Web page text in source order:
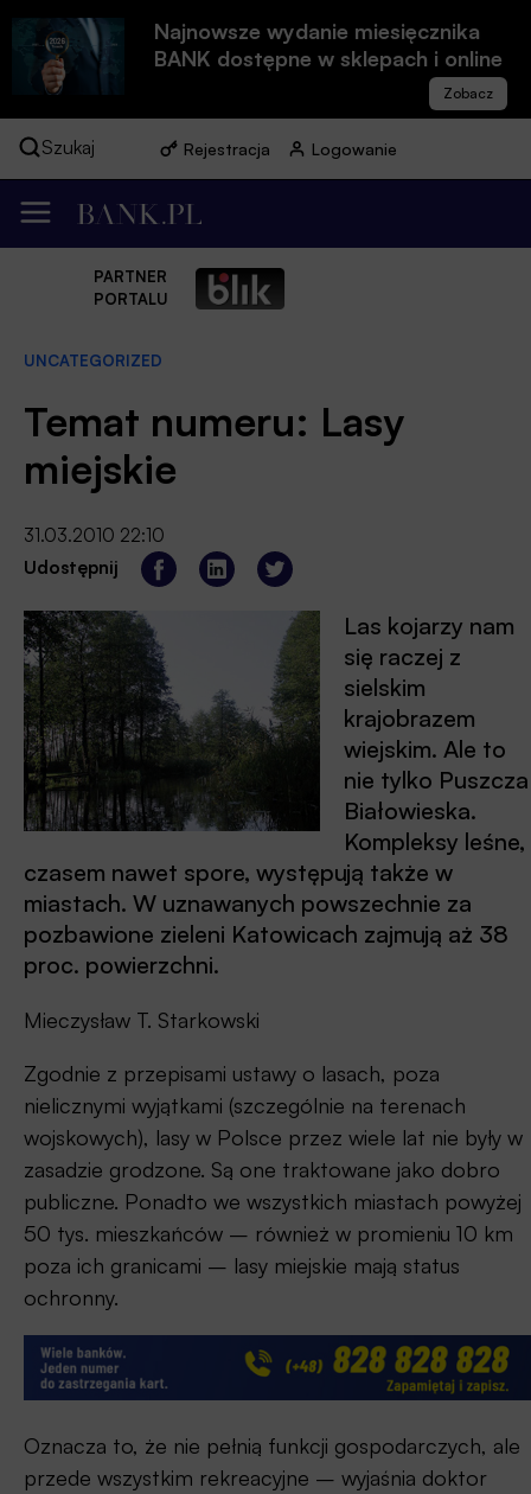
Najnowsze wydanie miesięcznika
BANK dostępne w sklepach i online
Szukaj Rejestracja Logowanie
PARTNER
PORTALU
UNCATEGORIZED
Temat numeru: Lasy
miejskie
31.03.2010 22:10
Udostępnij
Las kojarzy nam
się raczej z
sielskim
krajobrazem
wiejskim. Ale to
nie tylko Puszcza
Białowieska.
Kompleksy leśne,
czasem nawet spore, występują także w
miastach. W uznawanych powszechnie za
pozbawione zieleni Katowicach zajmują aż 38
proc. powierzchni.
Mieczysław T. Starkowski
Zgodnie z przepisami ustawy o lasach, poza
nielicznymi wyjątkami (szczególnie na terenach
wojskowych), lasy w Polsce przez wiele lat nie były w
zasadzie grodzone. Są one traktowane jako dobro
publiczne. Ponadto we wszystkich miastach powyżej
50 tys. mieszkańców – również w promieniu 10 km
poza ich granicami – lasy miejskie mają status
ochronny.
Oznacza to, że nie pełnią funkcji gospodarczych, ale
przede wszystkim rekreacyjne – wyjaśnia doktor